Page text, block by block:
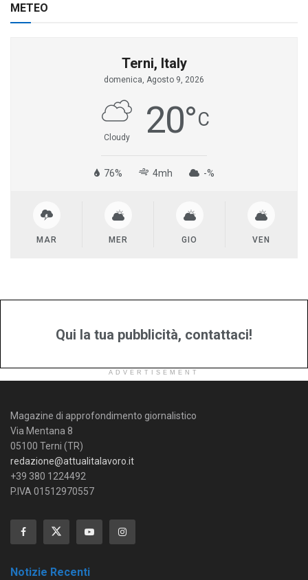
METEO
Terni, Italy
domenica, Agosto 9, 2026
Cloudy 20°C
76% 4mh -%
MAR MER GIO VEN
Qui la tua pubblicità, contattaci!
ADVERTISEMENT
Magazine di approfondimento giornalistico
Via Mentana 8
05100 Terni (TR)
redazione@attualitalavoro.it
+39 380 1224492
P.IVA 01512970557
Notizie Recenti